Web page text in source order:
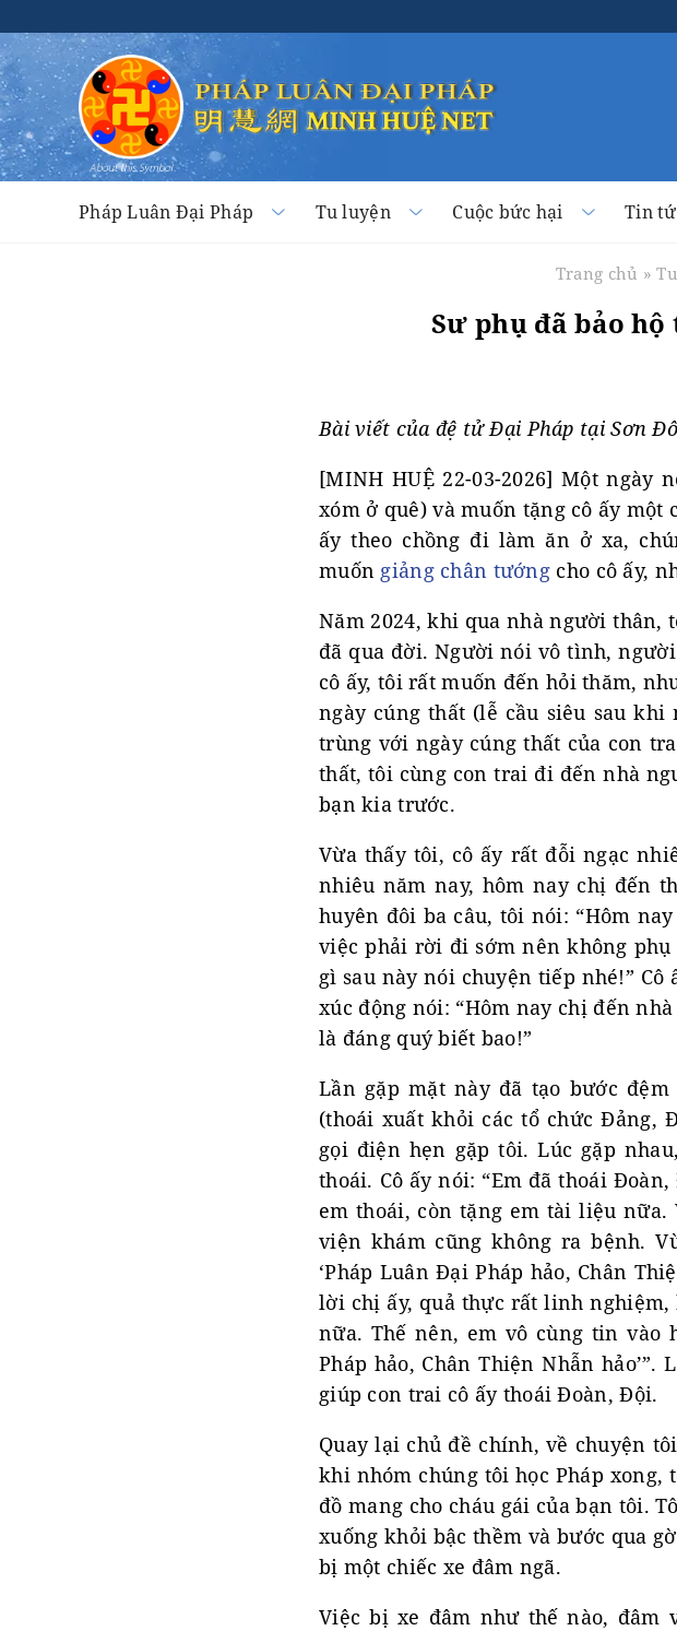
Pháp Luân Đại Pháp Tu luyện Cuộc bức hại Tin
Trang chủ »
Sư phụ đã bảo
Bài viết của đệ tử Đại Pháp tại Sơn
[MINH HUỆ 22-03-2026] Một
xóm ở quê) và muốn tặng cô ấy
ấy theo chồng đi làm ăn ở xa,
muốn giảng chân tướng cho cô ấy,
Năm 2024, khi qua nhà người thân,
đã qua đời. Người nói vô tình,
cô ấy, tôi rất muốn đến hỏi thăm,
ngày cúng thất (lễ cầu siêu sau
trùng với ngày cúng thất của con
thất, tôi cùng con trai đi đến nhà
bạn kia trước.
Vừa thấy tôi, cô ấy rất đỗi ngạc
nhiêu năm nay, hôm nay chị đến
huyên đôi ba câu, tôi nói: “Hôm
việc phải rời đi sớm nên không
gì sau này nói chuyện tiếp nhé!”
xúc động nói: “Hôm nay chị đến
là đáng quý biết bao!”
Lần gặp mặt này đã tạo bước
(thoái xuất khỏi các tổ chức Đảng,
gọi điện hẹn gặp tôi. Lúc gặp
thoái. Cô ấy nói: “Em đã thoái
em thoái, còn tặng em tài liệu
viện khám cũng không ra bệnh.
‘Pháp Luân Đại Pháp hảo, Chân
lời chị ấy, quả thực rất linh
nữa. Thế nên, em vô cùng tin vào
Pháp hảo, Chân Thiện Nhẫn
giúp con trai cô ấy thoái Đoàn, Đội.
Quay lại chủ đề chính, về chuyện
khi nhóm chúng tôi học Pháp
đồ mang cho cháu gái của bạn tôi.
xuống khỏi bậc thềm và bước qua
bị một chiếc xe đâm ngã.
Việc bị xe đâm như thế nào, đâm